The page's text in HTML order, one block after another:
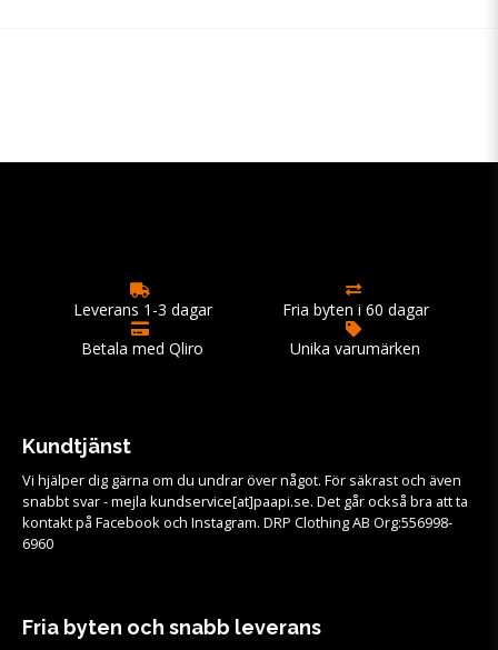
Leverans 1-3 dagar
Fria byten i 60 dagar
Betala med Qliro
Unika varumärken
Kundtjänst
Vi hjälper dig gärna om du undrar över något. För säkrast och även
snabbt svar - mejla kundservice[at]paapi.se. Det går också bra att ta
kontakt på Facebook och Instagram. DRP Clothing AB Org:556998-
6960
Fria byten och snabb leverans